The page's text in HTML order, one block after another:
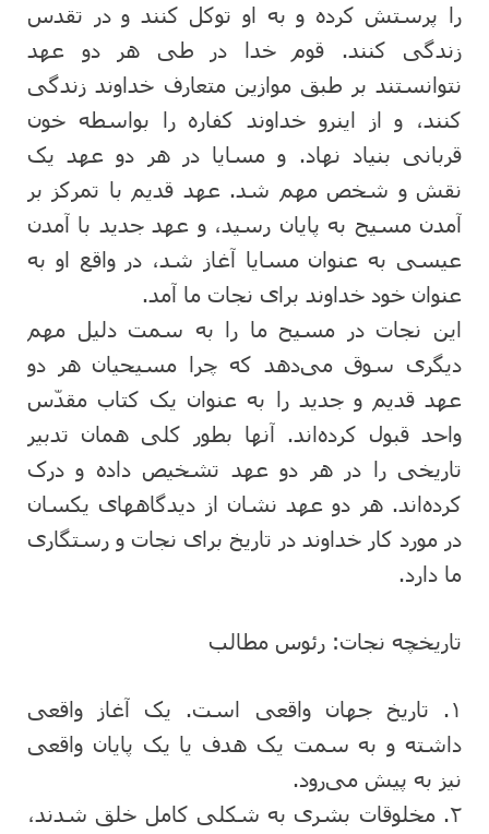
را پرستش کرده و به او توکل کنند و در تقدس
زندگی کنند. قوم خدا در طی هر دو عهد
نتوانستند بر طبق موازین متعارف خداوند زندگی
کنند، و از اینرو خداوند کفاره را بواسطه خون
قربانی بنیاد نهاد. و مسایا در هر دو عهد یک
نقش و شخص مهم شد. عهد قدیم با تمرکز بر
آمدن مسیح به پایان رسید، و عهد جدید با آمدن
عیسی به عنوان مسایا آغاز شد، در واقع او به
عنوان خود خداوند برای نجات ما آمد.
این نجات در مسیح ما را به سمت دلیل مهم
دیگری سوق می‌دهد که چرا مسیحیان هر دو
عهد قدیم و جدید را به عنوان یک کتاب مقدّس
واحد قبول کرده‌اند. آنها بطور کلی همان تدبیر
تاریخی را در هر دو عهد تشخیص داده و درک
کرده‌اند. هر دو عهد نشان از دیدگاههای یکسان
در مورد کار خداوند در تاریخ برای نجات و رستگاری
ما دارد.
تاریخچه نجات: رئوس مطالب
۱. تاریخ جهان واقعی است. یک آغاز واقعی
داشته و به سمت یک هدف یا یک پایان واقعی
نیز به پیش می‌رود.
۲. مخلوقات بشری به شکلی کامل خلق شدند،